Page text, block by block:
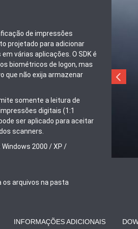
de impressões
projetado para adicionar
várias aplicações. O SDK é
biométricos de logon, mas
que não exija armazenar
somente a leitura de
digitais (1:1
ser aplicado para aceitar
scanners.
2000 / XP /
os arquivos na pasta
INFORMAÇÕES ADICIONAIS